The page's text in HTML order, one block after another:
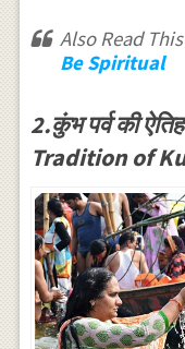
Also Read
Be Spiritual
2.कुंभ पर्व की
Tradition of